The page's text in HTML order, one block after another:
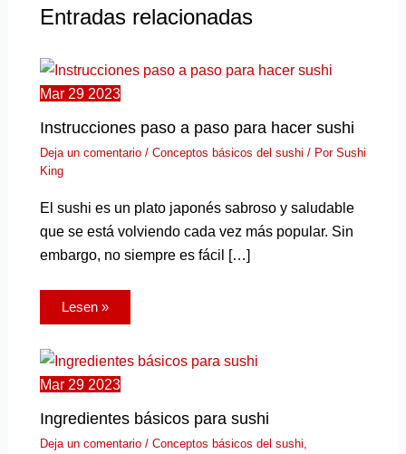
Entradas relacionadas
Mar 29 2023
Instrucciones paso a paso para hacer sushi
Deja un comentario / Conceptos básicos del sushi / Por Sushi
King
El sushi es un plato japonés sabroso y saludable
que se está volviendo cada vez más popular. Sin
embargo, no siempre es fácil […]
Lesen »
Mar 29 2023
Ingredientes básicos para sushi
Deja un comentario / Conceptos básicos del sushi,